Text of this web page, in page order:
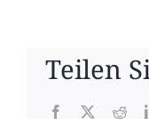
Teilen
Facebook
X